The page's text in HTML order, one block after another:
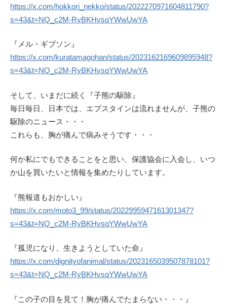
https://x.com/hokkori_nekko/status/2022270971604811790?
s=43&t=NQ_c2M-RyBKHvsqYWwUwYA
『メル・ギブソン』
https://x.com/kuratamagohan/status/2023162169609895948?
s=43&t=NQ_c2M-RyBKHvsqYWwUwYA
そして、いまだに続く『子熊の駆除』
毎日毎日、日本では、エプスタインは流れませんが、子熊の
駆除のニュース・・・
これらも、胸が痛んで病みそうです・・・
何か私にでもできることをと思い、保護協会に入会し、いつ
か山を買いたいと情報を集めたりしています。
『熊報道もおかしい』
https://x.com/moto3_99/status/2022995947161301347?
s=43&t=NQ_c2M-RyBKHvsqYWwUwYA
『孤児になり、生きようとしていた命』
https://x.com/dignityofanimal/status/2023165039507878101?
s=43&t=NQ_c2M-RyBKHvsqYWwUwYA
『この子の目を見て！胸が痛んでたまらない・・・』